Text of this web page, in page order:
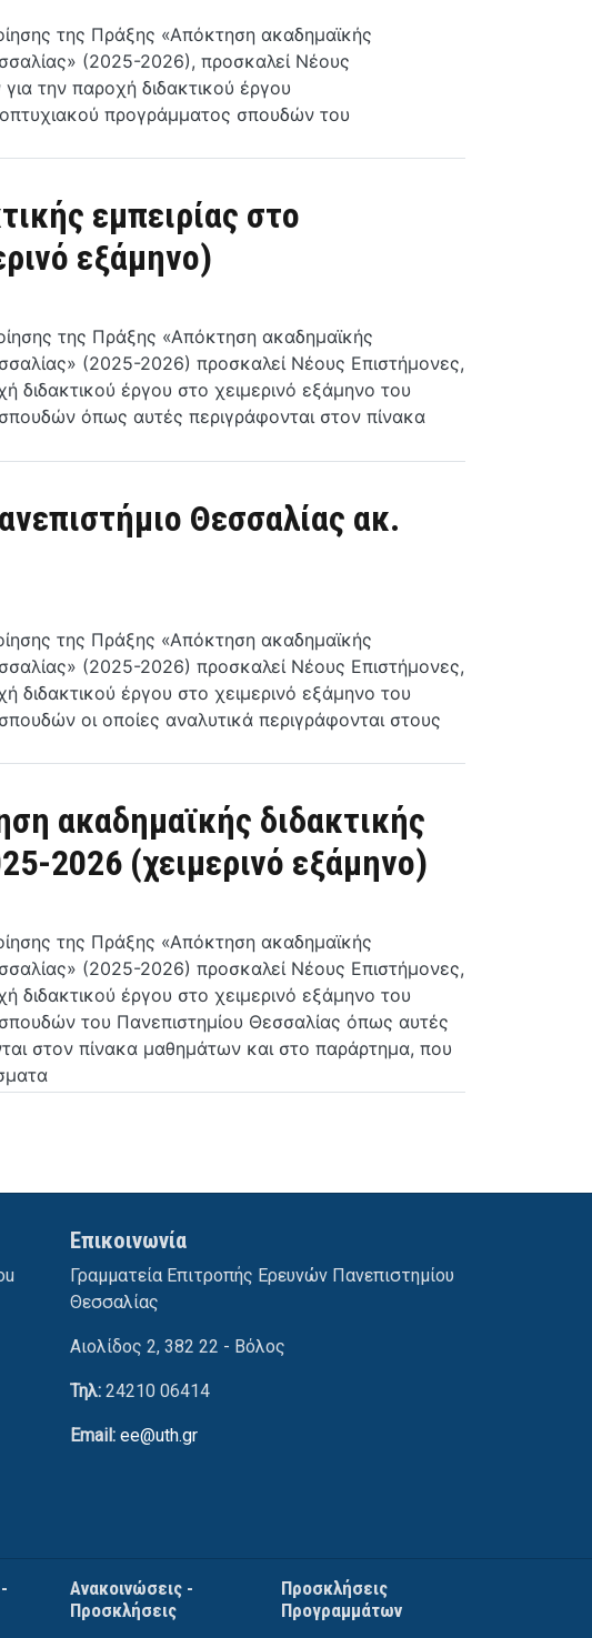
της Πράξης «Απόκτηση ακαδημαϊκής
(2025-2026), προσκαλεί Νέους
την παροχή διδακτικού έργου
προγράμματος σπουδών του
εμπειρίας στο
εξάμηνο)
της Πράξης «Απόκτηση ακαδημαϊκής
(2025-2026) προσκαλεί Νέους Επιστήμονες,
διδακτικού έργου στο χειμερινό εξάμηνο του
όπως αυτές περιγράφονται στον πίνακα
Θεσσαλίας ακ.
της Πράξης «Απόκτηση ακαδημαϊκής
(2025-2026) προσκαλεί Νέους Επιστήμονες,
διδακτικού έργου στο χειμερινό εξάμηνο του
οι οποίες αναλυτικά περιγράφονται στους
ακαδημαϊκής διδακτικής
2026 (χειμερινό εξάμηνο)
της Πράξης «Απόκτηση ακαδημαϊκής
(2025-2026) προσκαλεί Νέους Επιστήμονες,
διδακτικού έργου στο χειμερινό εξάμηνο του
του Πανεπιστημίου Θεσσαλίας όπως αυτές
στον πίνακα μαθημάτων και στο παράρτημα, που
Επικοινωνία
Γραμματεία Επιτροπής Ερευνών Πανεπιστημίου
Θεσσαλίας
Αιολίδος 2, 382 22 - Βόλος
Τηλ: 24210 06414
Email: ee@uth.gr
Ανακοινώσεις -
Προσκλήσεις
Προσκλήσεις
Προγραμμάτων